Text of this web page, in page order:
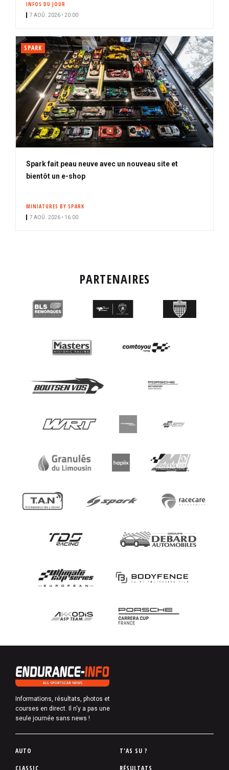
INFOS DU JOUR
7 AOÛ. 2026 • 20:00
SPARK
Spark fait peau neuve avec un nouveau site et
bientôt un e-shop
MINIATURES BY SPARK
7 AOÛ. 2026 • 16:00
PARTENAIRES
Informations, résultats, photos et
courses en direct. Il n'y a pas une
seule journée sans news !
P
AUTO
CLASSIC
T'AS SU ?
RÉSULTATS